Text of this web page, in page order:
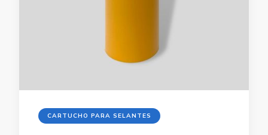
CARTUCHO PARA SELANTES